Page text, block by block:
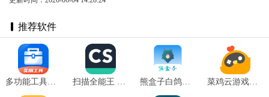
推荐软件
多功能工具箱 v1.3 扫描全能王 v6.77.0.2411270000 熊盒子白鸽最新版 v7.1 菜鸡云游戏官网版 v4.0.2